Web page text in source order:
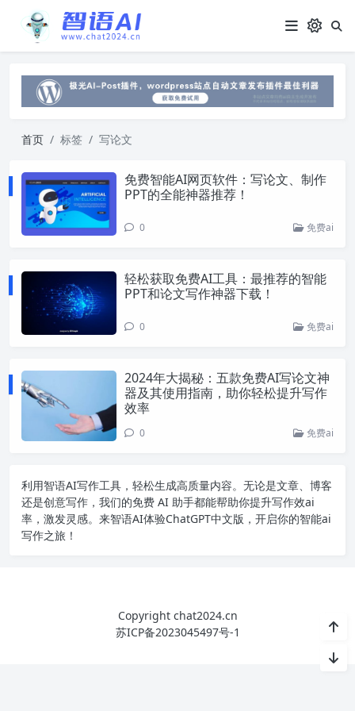
首页 标签 写论文
免费智能AI网页软件：写论文、制作
PPT的全能神器推荐！
0 免费ai
轻松获取免费AI工具：最推荐的智能
PPT和论文写作神器下载！
0 免费ai
2024年大揭秘：五款免费AI写论文神
器及其使用指南，助你轻松提升写作
效率
0 免费ai
利用智语AI写作工具，轻松生成高质量内容。无论是文章、博客
还是创意写作，我们的免费 AI 助手都能帮助你提升写作效ai
率，激发灵感。来智语AI体验ChatGPT中文版 ，开启你的智能ai
写作之旅！
Copyright chat2024.cn
苏ICP备2023045497号-1